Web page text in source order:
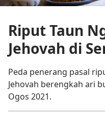
Riput Taun
Jehovah di
Peda penerang pasal
Jehovah berengkah ari
Ogos 2021.